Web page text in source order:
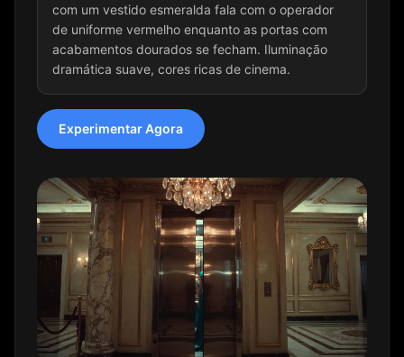
com um vestido esmeralda fala com o operador
de uniforme vermelho enquanto as portas com
acabamentos dourados se fecham. Iluminação
dramática suave, cores ricas de cinema.
Experimentar Agora